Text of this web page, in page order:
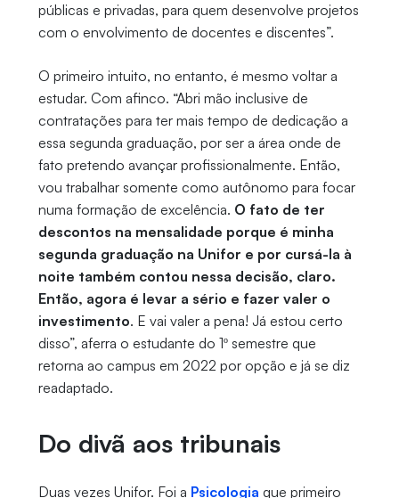
públicas e privadas, para quem desenvolve projetos
com o envolvimento de docentes e discentes”.
O primeiro intuito, no entanto, é mesmo voltar a
estudar. Com afinco. “Abri mão inclusive de
contratações para ter mais tempo de dedicação a
essa segunda graduação, por ser a área onde de
fato pretendo avançar profissionalmente. Então,
vou trabalhar somente como autônomo para focar
numa formação de excelência. O fato de ter
descontos na mensalidade porque é minha
segunda graduação na Unifor e por cursá-la à
noite também contou nessa decisão, claro.
Então, agora é levar a sério e fazer valer o
investimento. E vai valer a pena! Já estou certo
disso”, aferra o estudante do 1º semestre que
retorna ao campus em 2022 por opção e já se diz
readaptado.
Do divã aos tribunais
Duas vezes Unifor. Foi a Psicologia que primeiro